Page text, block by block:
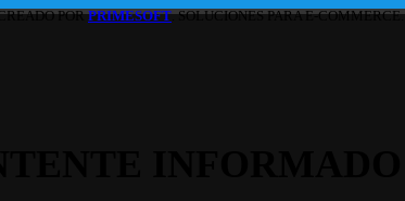
PORPRIMESOFT. SOLUCIONES PARA E-COMMERCE.